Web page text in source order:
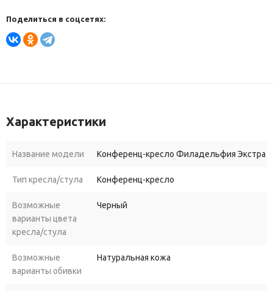
Поделиться в соцсетях:
Характеристики
Название модели Конференц-кресло Филадельфия Экстра
Тип кресла/стула Конференц-кресло
Возможные
варианты цвета
кресла/стула
Черный
Возможные
варианты обивки
Натуральная кожа